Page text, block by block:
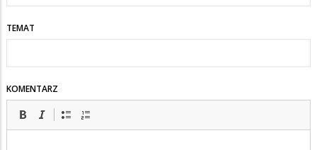
TEMAT
KOMENTARZ